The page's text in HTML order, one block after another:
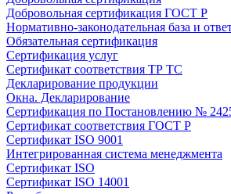
Добровольная сертификация ГОСТ Р
Нормативно-законодательная база и
Обязательная сертификация
Сертификация услуг
Сертификат соответствия ТР ТС
Декларирование продукции
Окна. Декларирование
Сертификация по Постановлению №
Сертификат соответствия ГОСТ Р
Сертификат ISO 9001
Интегрированная система менеджмента
Сертификат ISO
Сертификат ISO 14001